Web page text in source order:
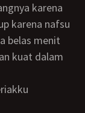
karena
karena nafsu
belas menit
kuat dalam